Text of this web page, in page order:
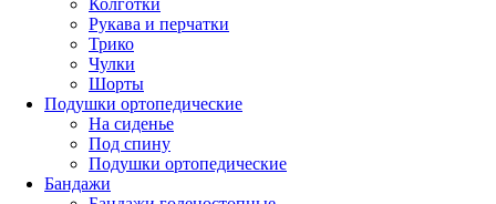
Рукава и перчатки
Трико
Чулки
Шорты
Подушки ортопедические
На сиденье
Под спину
Подушки ортопедические
Бандажи